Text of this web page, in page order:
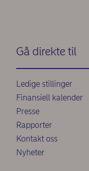
Gå direkte til
Ledige stillinger
Finansiell kalender
Presse
Rapporter
Kontakt oss
Nyheter